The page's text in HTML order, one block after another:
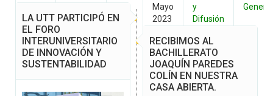
Mayo
2023
y
Difusión
General
LA UTT PARTICIPÓ EN
EL FORO
INTERUNIVERSITARIO
DE INNOVACIÓN Y
SUSTENTABILIDAD
RECIBIMOS AL
BACHILLERATO
JOAQUÍN PAREDES
COLÍN EN NUESTRA
CASA ABIERTA.